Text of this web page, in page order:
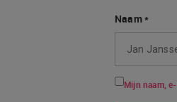
Naam*
Mijn naam,